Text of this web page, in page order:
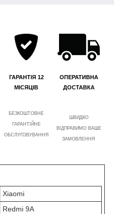
ГАРАНТІЯ 12
МІСЯЦІВ
ОПЕРАТИВНА
ДОСТАВКА
БЕЗКОШТОВНЕ
ГАРАНТІЙНЕ
ОБСЛУГОВУВАННЯ
ШВИДКО
ВІДПРАВИМО ВАШЕ
ЗАМОВЛЕННЯ
Xiaomi
Redmi 9A